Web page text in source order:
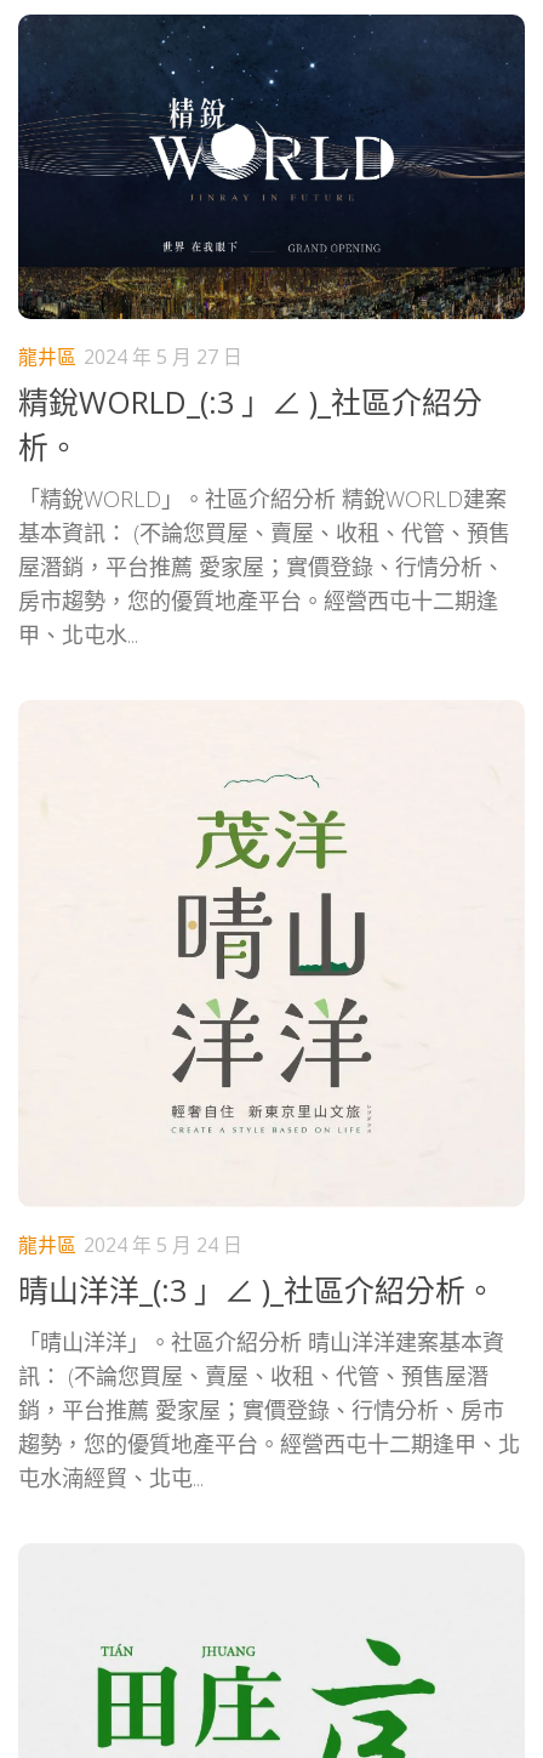
龍井區 2024 年 5 月 27 日
精銳WORLD_(:3 」∠ )_社區介紹分
析。
「精銳WORLD」。社區介紹分析 精銳WORLD建案
基本資訊： (不論您買屋、賣屋、收租、代管、預售
屋潛銷，平台推薦 愛家屋；實價登錄、行情分析、
房市趨勢，您的優質地產平台。經營西屯十二期逢
甲、北屯水...
龍井區 2024 年 5 月 24 日
晴山洋洋_(:3 」∠ )_社區介紹分析。
「晴山洋洋」。社區介紹分析 晴山洋洋建案基本資
訊： (不論您買屋、賣屋、收租、代管、預售屋潛
銷，平台推薦 愛家屋；實價登錄、行情分析、房市
趨勢，您的優質地產平台。經營西屯十二期逢甲、北
屯水湳經貿、北屯...